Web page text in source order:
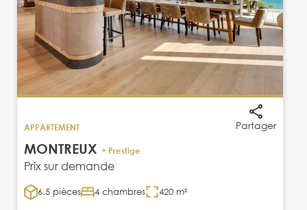
Partager
APPARTEMENT
MONTREUX • Prestige
Prix sur demande
6.5 pièces 4 chambres 420 m²